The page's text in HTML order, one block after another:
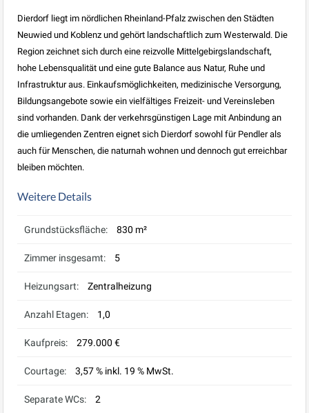
Dierdorf liegt im nördlichen Rheinland-Pfalz zwischen den Städten
Neuwied und Koblenz und gehört landschaftlich zum Westerwald. Die
Region zeichnet sich durch eine reizvolle Mittelgebirgslandschaft,
hohe Lebensqualität und eine gute Balance aus Natur, Ruhe und
Infrastruktur aus. Einkaufsmöglichkeiten, medizinische Versorgung,
Bildungsangebote sowie ein vielfältiges Freizeit- und Vereinsleben
sind vorhanden. Dank der verkehrsgünstigen Lage mit Anbindung an
die umliegenden Zentren eignet sich Dierdorf sowohl für Pendler als
auch für Menschen, die naturnah wohnen und dennoch gut erreichbar
bleiben möchten.
Weitere Details
Grundstücksfläche: 830 m²
Zimmer insgesamt: 5
Heizungsart: Zentralheizung
Anzahl Etagen: 1,0
Kaufpreis: 279.000 €
Courtage: 3,57 % inkl. 19 % MwSt.
Separate WCs: 2